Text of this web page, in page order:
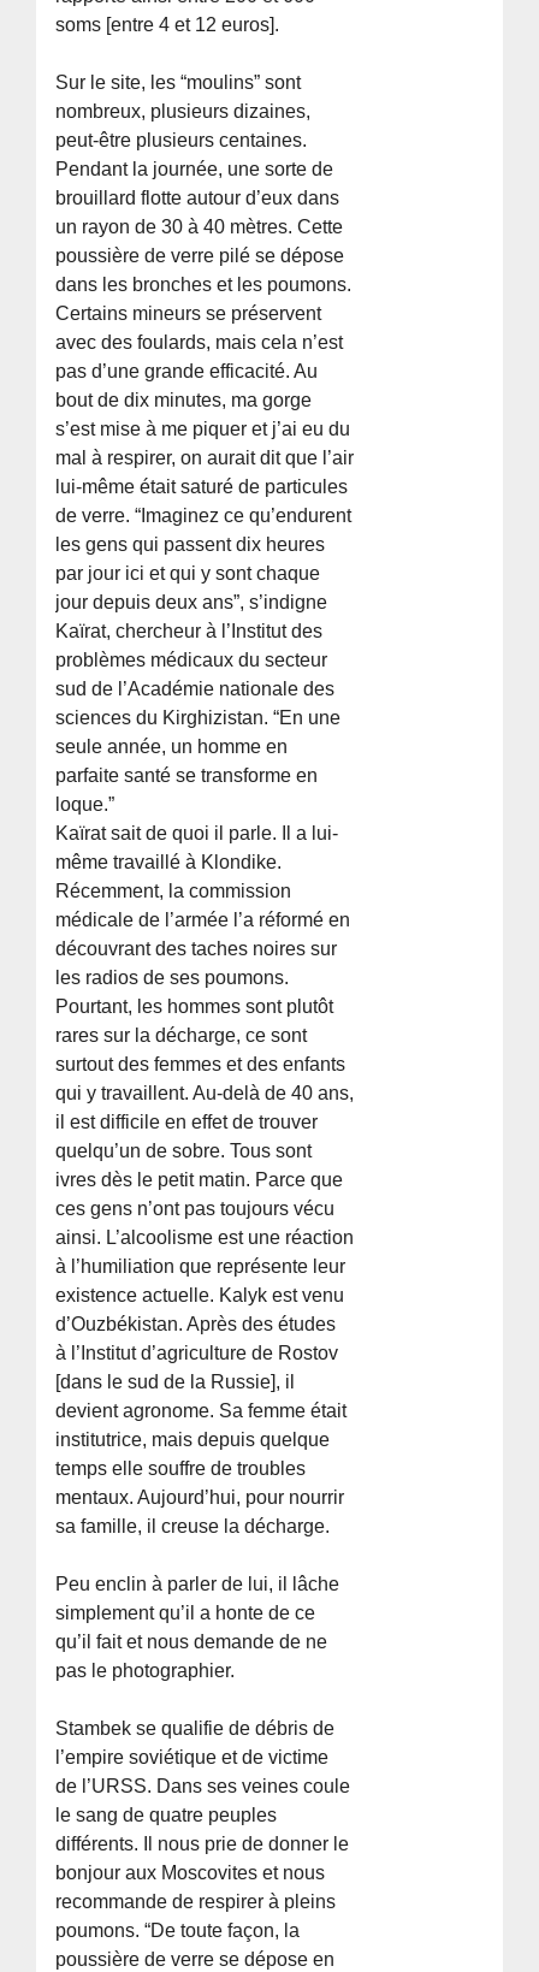
soms [entre 4 et 12 euros].
Sur le site, les “moulins” sont
nombreux, plusieurs dizaines,
peut-être plusieurs centaines.
Pendant la journée, une sorte de
brouillard flotte autour d’eux dans
un rayon de 30 à 40 mètres. Cette
poussière de verre pilé se dépose
dans les bronches et les poumons.
Certains mineurs se préservent
avec des foulards, mais cela n’est
pas d’une grande efficacité. Au
bout de dix minutes, ma gorge
s’est mise à me piquer et j’ai eu du
mal à respirer, on aurait dit que l’air
lui-même était saturé de particules
de verre. “Imaginez ce qu’endurent
les gens qui passent dix heures
par jour ici et qui y sont chaque
jour depuis deux ans”, s’indigne
Kaïrat, chercheur à l’Institut des
problèmes médicaux du secteur
sud de l’Académie nationale des
sciences du Kirghizistan. “En une
seule année, un homme en
parfaite santé se transforme en
loque.”
Kaïrat sait de quoi il parle. Il a lui-
même travaillé à Klondike.
Récemment, la commission
médicale de l’armée l’a réformé en
découvrant des taches noires sur
les radios de ses poumons.
Pourtant, les hommes sont plutôt
rares sur la décharge, ce sont
surtout des femmes et des enfants
qui y travaillent. Au-delà de 40 ans,
il est difficile en effet de trouver
quelqu’un de sobre. Tous sont
ivres dès le petit matin. Parce que
ces gens n’ont pas toujours vécu
ainsi. L’alcoolisme est une réaction
à l’humiliation que représente leur
existence actuelle. Kalyk est venu
d’Ouzbékistan. Après des études
à l’Institut d’agriculture de Rostov
[dans le sud de la Russie], il
devient agronome. Sa femme était
institutrice, mais depuis quelque
temps elle souffre de troubles
mentaux. Aujourd’hui, pour nourrir
sa famille, il creuse la décharge.
Peu enclin à parler de lui, il lâche
simplement qu’il a honte de ce
qu’il fait et nous demande de ne
pas le photographier.
Stambek se qualifie de débris de
l’empire soviétique et de victime
de l’URSS. Dans ses veines coule
le sang de quatre peuples
différents. Il nous prie de donner le
bonjour aux Moscovites et nous
recommande de respirer à pleins
poumons. “De toute façon, la
poussière de verre se dépose en